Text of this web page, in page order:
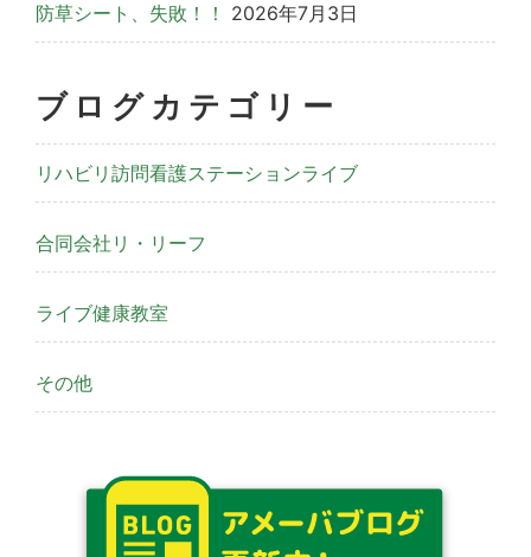
防草シート、失敗！！ 2026年7月3日
ブログカテゴリー
リハビリ訪問看護ステーションライブ
合同会社リ・リーフ
ライブ健康教室
その他